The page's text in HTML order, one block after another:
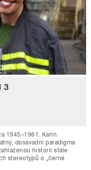
3
1945–1961. Karin
dosavadní paradigma
historii stále
stereotypů o „černé